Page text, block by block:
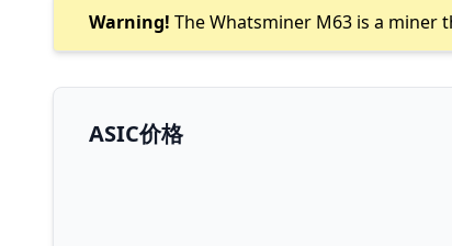
Warning! The Whatsminer M63 is a miner
ASIC价格